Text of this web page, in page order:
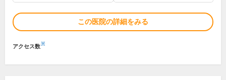
この医院の詳細をみる
アクセス数※